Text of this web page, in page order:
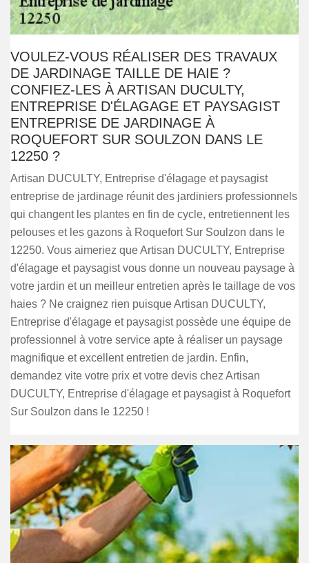
VOULEZ-VOUS RÉALISER DES TRAVAUX
DE JARDINAGE TAILLE DE HAIE ?
CONFIEZ-LES À ARTISAN DUCULTY,
ENTREPRISE D'ÉLAGAGE ET PAYSAGIST
ENTREPRISE DE JARDINAGE À
ROQUEFORT SUR SOULZON DANS LE
12250 ?
Artisan DUCULTY, Entreprise d'élagage et paysagist
entreprise de jardinage réunit des jardiniers professionnels
qui changent les plantes en fin de cycle, entretiennent les
pelouses et les gazons à Roquefort Sur Soulzon dans le
12250. Vous aimeriez que Artisan DUCULTY, Entreprise
d'élagage et paysagist vous donne un nouveau paysage à
votre jardin et un meilleur entretien après le taillage de vos
haies ? Ne craignez rien puisque Artisan DUCULTY,
Entreprise d'élagage et paysagist possède une équipe de
professionnel à votre service apte à réaliser un paysage
magnifique et excellent entretien de jardin. Enfin,
demandez vite votre prix et votre devis chez Artisan
DUCULTY, Entreprise d'élagage et paysagist à Roquefort
Sur Soulzon dans le 12250 !